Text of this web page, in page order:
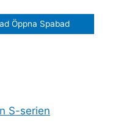
Öppna Spabad
S-serien